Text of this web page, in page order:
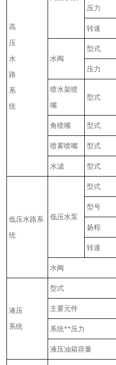
高
压
水
路
系
统
压力
转速
水阀
型式
压力
喷水架喷
嘴
型式
角喷嘴 型式
喷雾喷嘴 型式
水滤 型式
低压水路系
统
低压水泵
型式
型号
扬程
转速
水阀
液压
系统
型式
主要元件
系统**压力
液压油箱容量